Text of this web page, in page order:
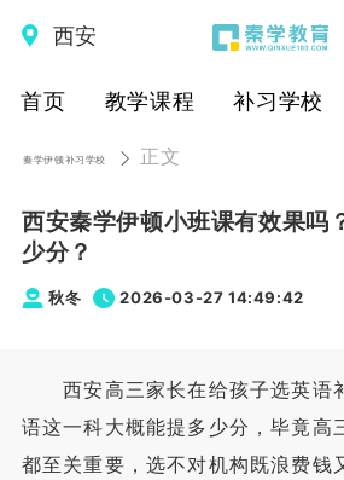
西安
首页 教学课程 补习学校
秦学伊顿补习学校 正文
西安秦学伊顿小班课有效果吗
少分？
秋冬 2026-03-27 14:49:42
西安高三家长在给孩子选英语
语这一科大概能提多少分，毕竟高
都至关重要，选不对机构既浪费钱